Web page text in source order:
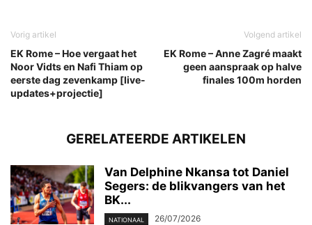
Vorig artikel
EK Rome – Hoe vergaat het
Noor Vidts en Nafi Thiam op
eerste dag zevenkamp [live-
updates+projectie]
Volgend artikel
EK Rome – Anne Zagré maakt
geen aanspraak op halve
finales 100m horden
GERELATEERDE ARTIKELEN
Van Delphine Nkansa tot Daniel
Segers: de blikvangers van het
BK...
NATIONAAL 26/07/2026